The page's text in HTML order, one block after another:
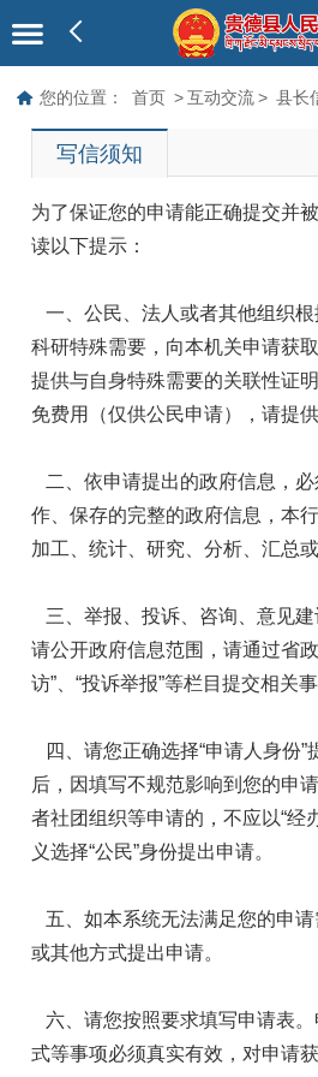
您的位置： 首页 > 互动交流 > 县长
写信须知
为了保证您的申请能正确提交并
读以下提示：
一、公民、法人或者其他组织根
科研特殊需要，向本机关申请获
提供与自身特殊需要的关联性证
免费用（仅供公民申请），请提
二、依申请提出的政府信息，必
作、保存的完整的政府信息，本
加工、统计、研究、分析、汇总
三、举报、投诉、咨询、意见
请公开政府信息范围，请通过省
访”、“投诉举报”等栏目提交相关
四、请您正确选择“申请人身份”
后，因填写不规范影响到您的申
者社团组织等申请的，不应以“经
义选择“公民”身份提出申请。
五、如本系统无法满足您的申
或其他方式提出申请。
六、请您按照要求填写申请表
式等事项必须真实有效，对申请